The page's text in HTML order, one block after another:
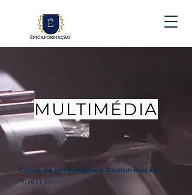
MULTIMÉDIA
Curso de Multimédia e Comunicação
Nível I 100h